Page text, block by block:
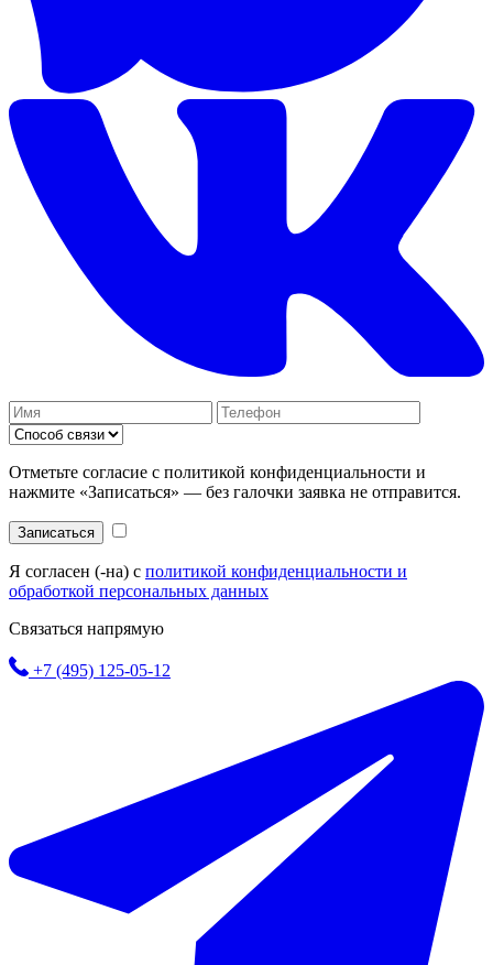
Отметьте согласие с политикой конфиденциальности и
нажмите «Записаться» — без галочки заявка не отправится.
Записаться
Я согласен (-на) с политикой конфиденциальности и
обработкой персональных данных
Связаться напрямую
+7 (495) 125-05-12